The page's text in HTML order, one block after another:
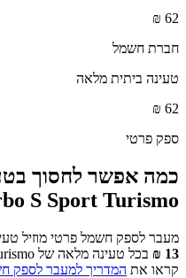
62
₪
חברת חשמל
טעינה ביתית מלאה
62
₪
ספק פרטי
כמה אפשר לחסוך
S Sport Turismo
מעבר לספק חשמל פרטי מוזיל טעינה ביתית ב-
13
₪ בכל טעינה מלאה של
קראו את המדריך למעבר לספק